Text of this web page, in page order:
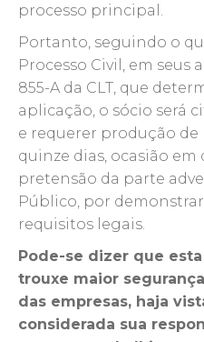
processo principal.
Portanto, seguindo o
Processo Civil, em seus
855-A da CLT, que
aplicação, o sócio será
e requerer produção de
quinze dias, ocasião em
pretensão da parte
Público, por
requisitos legais.
Pode-se dizer que
trouxe maior
das empresas, haja
considerada sua